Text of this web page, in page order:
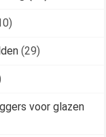
(29)
voor glazen